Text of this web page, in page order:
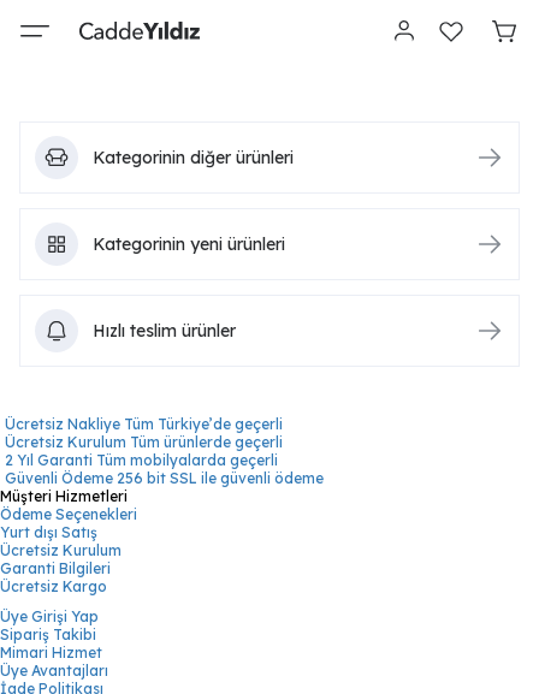
Kategorinin diğer ürünleri
Kategorinin yeni ürünleri
Hızlı teslim ürünler
Ücretsiz Nakliye Tüm Türkiye’de geçerli
Ücretsiz Kurulum Tüm ürünlerde geçerli
2 Yıl Garanti Tüm mobilyalarda geçerli
Güvenli Ödeme 256 bit SSL ile güvenli ödeme
Müşteri Hizmetleri
Ödeme Seçenekleri
Yurt dışı Satış
Ücretsiz Kurulum
Garanti Bilgileri
Ücretsiz Kargo
Üye Girişi Yap
Sipariş Takibi
Mimari Hizmet
Üye Avantajları
İade Politikası